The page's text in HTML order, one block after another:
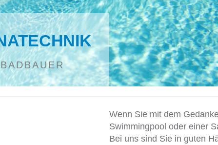
Wenn Sie mit dem
Swimmingpool oder einer
Bei uns sind Sie in guten